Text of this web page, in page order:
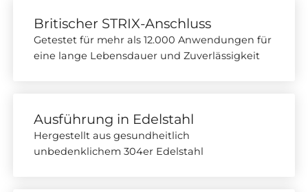
Britischer STRIX-Anschluss
Getestet für mehr als 12.000 Anwendungen für
eine lange Lebensdauer und Zuverlässigkeit
Ausführung in Edelstahl
Hergestellt aus gesundheitlich
unbedenklichem 304er Edelstahl